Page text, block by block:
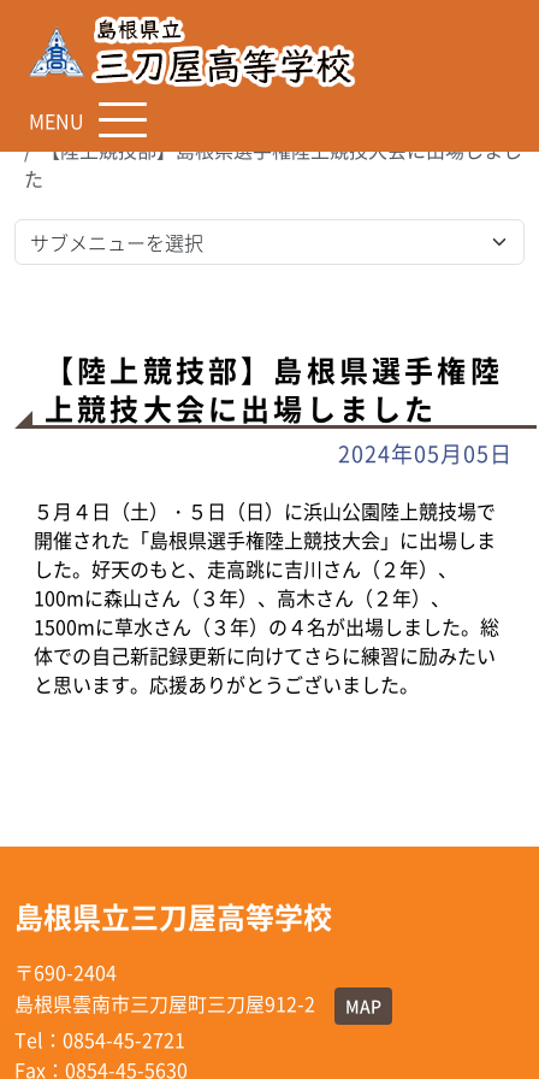
MENU
TOP
お知らせ
​​​​​​​【陸上競技部】島根県選手権陸上競技大会に出場しまし
た
​​​​​​【陸上競技部】島根県選手権陸
上競技大会に出場しました
2024年05月05日
５月４日（土）・５日（日）に浜山公園陸上競技場で
開催された「島根県選手権陸上競技大会」に出場しま
した。好天のもと、走高跳に吉川さん（２年）、
100mに森山さん（３年）、高木さん（２年）、
1500mに草水さん（３年）の４名が出場しました。総
体での自己新記録更新に向けてさらに練習に励みたい
と思います。応援ありがとうございました。
島根県立三刀屋高等学校
〒690-2404
島根県雲南市三刀屋町三刀屋912-2
MAP
Tel：0854-45-2721
Fax：0854-45-5630